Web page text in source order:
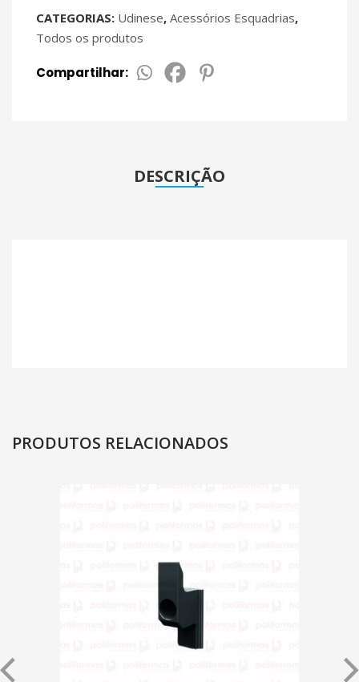
CATEGORIAS: Udinese, Acessórios Esquadrias,
Todos os produtos
Compartilhar:
DESCRIÇÃO
PRODUTOS RELACIONADOS